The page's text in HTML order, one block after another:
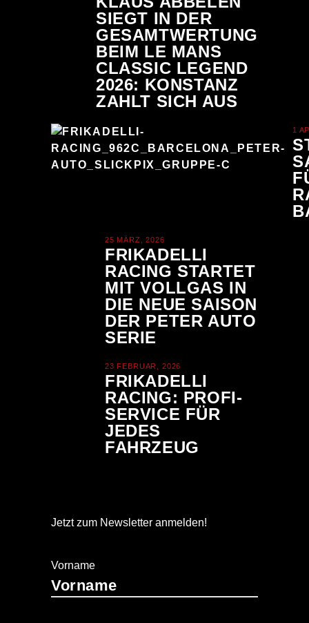
SIEGT IN DER
GESAMTWERTUNG
BEIM LE MANS
CLASSIC LEGEND
2026: KONSTANZ
ZAHLT SICH AUS
1
25 MÄRZ, 2026
FRIKADELLI
RACING STARTET
MIT VOLLGAS IN
DIE NEUE SAISON
DER PETER AUTO
SERIE
23 FEBRUAR, 2026
FRIKADELLI
RACING: PROFI-
SERVICE FÜR
JEDES
FAHRZEUG
Jetzt zum Newsletter anmelden!
Vorname